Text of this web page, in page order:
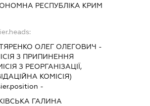
РЕСПУБЛІКА КРИМ
ОЛЕГ ОЛЕГОВИЧ -
З ПРИПИНЕННЯ
З РЕОРГАНІЗАЦІЇ,
КОМІСІЯ)
-
ГАЛИНА